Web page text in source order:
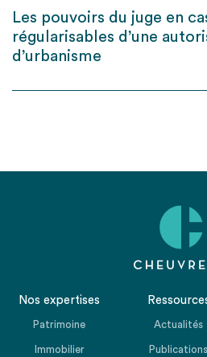
Les pouvoirs du juge en
régularisables d’une
d’urbanisme
Nos expertises
Patrimoine
Immobilier
Actualités
Publications